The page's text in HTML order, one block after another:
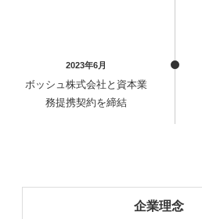
2023年6月
ボッシュ株式会社と資本業
務提携契約を締結
企業理念